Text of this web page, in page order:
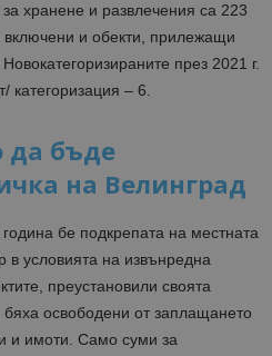
хранене и развлечения са 223
включени и обекти, прилежащи
през 2021 г.
категоризация – 6.
да бъде
на Велинград
бе подкрепата на местната
в условията на извънредна
преустановили своята
освободени от заплащането
и имоти. Само суми за